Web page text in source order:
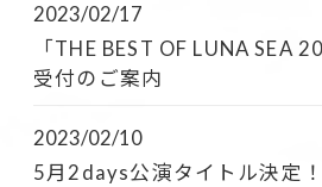
2023/02/17
「THE BEST OF LUNA SEA
受付のご案内
2023/02/10
5月2days公演タイトル決定